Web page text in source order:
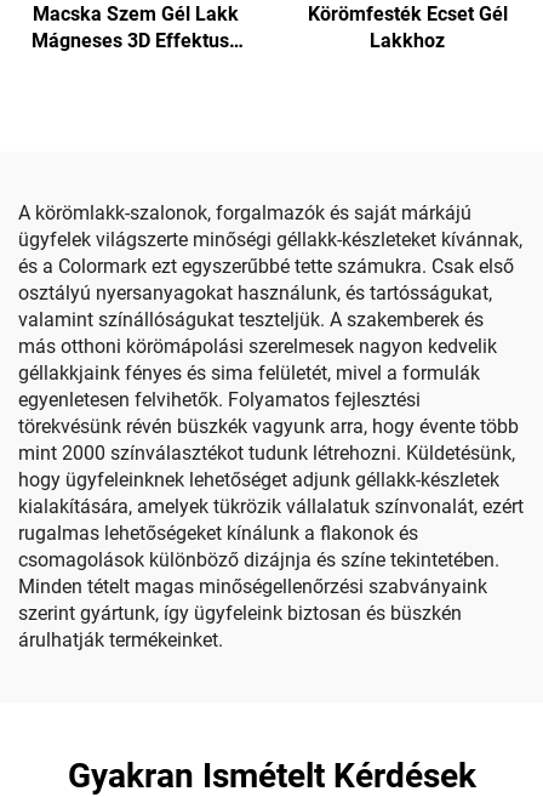
Macska Szem Gél Lakk
Mágneses 3D Effektusú
Körömfesték Ecset Gél
Lakkhoz
A körömlakk-szalonok, forgalmazók és saját márkájú
ügyfelek világszerte minőségi géllakk-készleteket kívánnak,
és a Colormark ezt egyszerűbbé tette számukra. Csak első
osztályú nyersanyagokat használunk, és tartósságukat,
valamint színállóságukat teszteljük. A szakemberek és
más otthoni körömápolási szerelmesek nagyon kedvelik
géllakkjaink fényes és sima felületét, mivel a formulák
egyenletesen felvihetők. Folyamatos fejlesztési
törekvésünk révén büszkék vagyunk arra, hogy évente több
mint 2000 színválasztékot tudunk létrehozni. Küldetésünk,
hogy ügyfeleinknek lehetőséget adjunk géllakk-készletek
kialakítására, amelyek tükrözik vállalatuk színvonalát, ezért
rugalmas lehetőségeket kínálunk a flakonok és
csomagolások különböző dizájnja és színe tekintetében.
Minden tételt magas minőségellenőrzési szabványaink
szerint gyártunk, így ügyfeleink biztosan és büszkén
árulhatják termékeinket.
Gyakran Ismételt Kérdések